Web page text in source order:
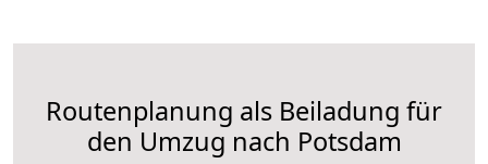
Routenplanung als Beiladung für
den Umzug nach Potsdam